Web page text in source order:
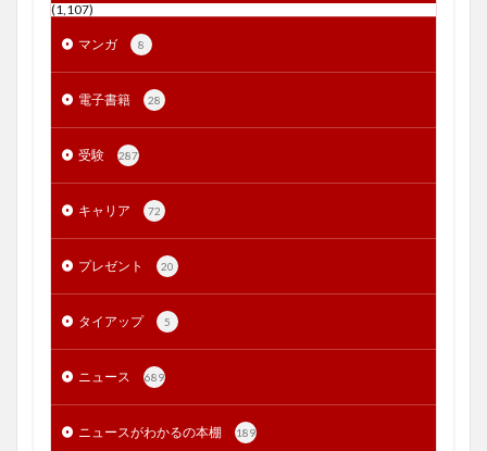
(1,107)
マンガ 8
電子書籍 28
受験 287
キャリア 72
プレゼント 20
タイアップ 5
ニュース 689
ニュースがわかるの本棚 189